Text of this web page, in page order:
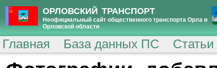
ОРЛОВСКИЙ ТРАНСПОРТ
Неофициальный сайт общественного транспорта Орла и
Орловской области
Главная База данных ПС